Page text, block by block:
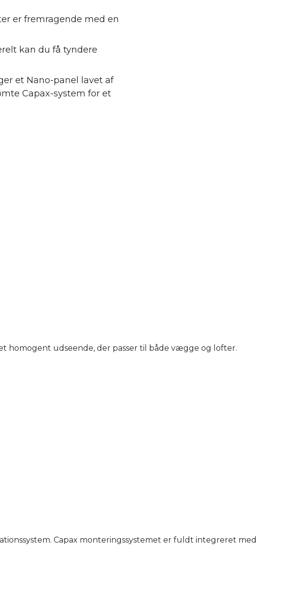
er fremragende med en
kan du få tyndere
et Nano-panel lavet af
Capax-system for et
udseende, der passer til både vægge og lofter.
Capax monteringssystemet er fuldt integreret med